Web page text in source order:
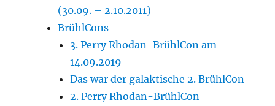
(30.09. – 2.10.2011)
BrühlCons
3. Perry Rhodan-BrühlCon am
14.09.2019
Das war der galaktische 2. BrühlCon
2. Perry Rhodan-BrühlCon